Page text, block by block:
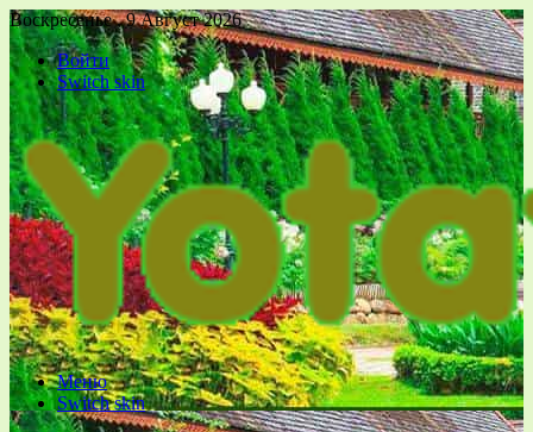
Воскресенье , 9 Август 2026
Войти
Switch skin
Меню
Switch skin